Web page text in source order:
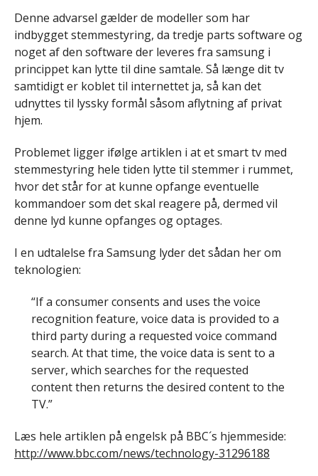
Denne advarsel gælder de modeller som har
indbygget stemmestyring, da tredje parts software og
noget af den software der leveres fra samsung i
princippet kan lytte til dine samtale. Så længe dit tv
samtidigt er koblet til internettet ja, så kan det
udnyttes til lyssky formål såsom aflytning af privat
hjem.
Problemet ligger ifølge artiklen i at et smart tv med
stemmestyring hele tiden lytte til stemmer i rummet,
hvor det står for at kunne opfange eventuelle
kommandoer som det skal reagere på, dermed vil
denne lyd kunne opfanges og optages.
I en udtalelse fra Samsung lyder det sådan her om
teknologien:
“If a consumer consents and uses the voice
recognition feature, voice data is provided to a
third party during a requested voice command
search. At that time, the voice data is sent to a
server, which searches for the requested
content then returns the desired content to the
TV.”
Læs hele artiklen på engelsk på BBC´s hjemmeside:
http://www.bbc.com/news/technology-31296188